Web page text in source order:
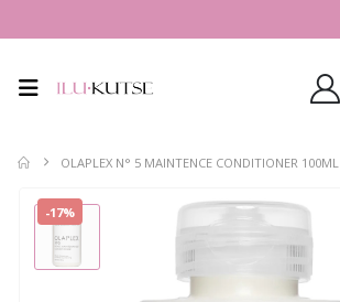
OLAPLEX N° 5 MAINTENCE CONDITIONER 100ML
-17%